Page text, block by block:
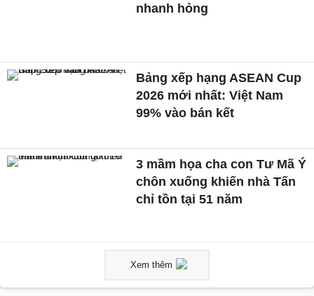
nhanh hỏng
Bảng xếp hạng ASEAN Cup
2026 mới nhất: Việt Nam
99% vào bán kết
3 mầm họa cha con Tư Mã Ý
chôn xuống khiến nhà Tấn
chỉ tồn tại 51 năm
Xem thêm